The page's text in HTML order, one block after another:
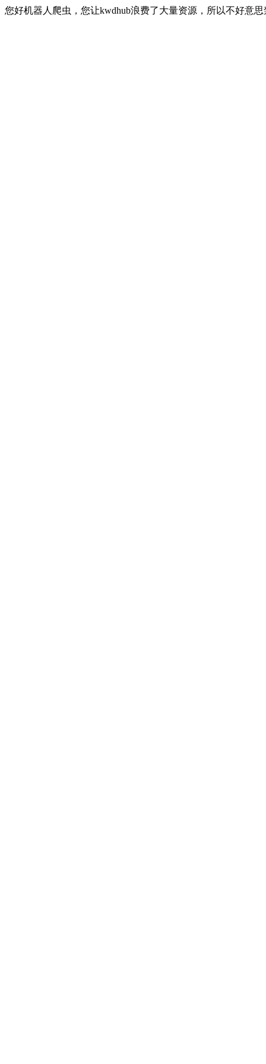
您好机器人爬虫，您让kwdhub浪费了大量资源，所以不好意